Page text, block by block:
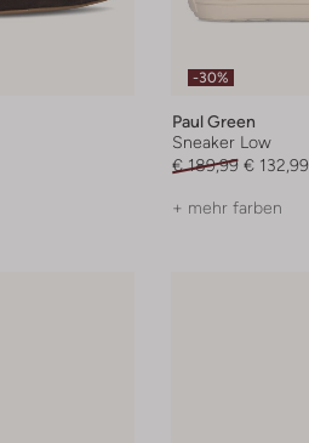
-30%
Paul Green
Sneaker Low
€ 189,99 € 132,99
+ mehr farben